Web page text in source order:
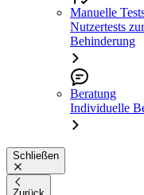
Manuelle
Nutzertests
Behinderung
Beratung
Individuelle
Schließen